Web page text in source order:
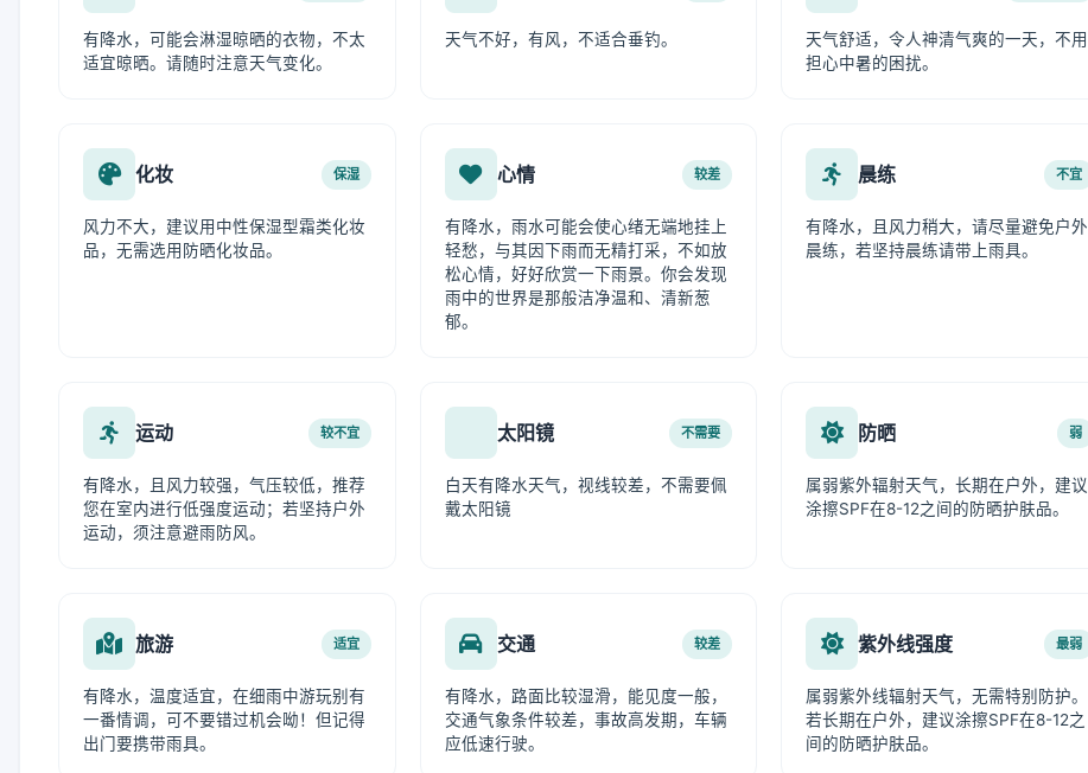
有降水，可能会淋湿晾晒的衣物，不太
适宜晾晒。请随时注意天气变化。
天气不好，有风，不适合垂钓。
天气舒适，令人神清气爽的一天，不用
担心中暑的困扰。
化妆 保湿
风力不大，建议用中性保湿型霜类化妆
品，无需选用防晒化妆品。
心情 较差
有降水，雨水可能会使心绪无端地挂上
轻愁，与其因下雨而无精打采，不如放
松心情，好好欣赏一下雨景。你会发现
雨中的世界是那般洁净温和、清新葱
郁。
晨练 不宜
有降水，且风力稍大，请尽量避免户外
晨练，若坚持晨练请带上雨具。
运动 较不宜
有降水，且风力较强，气压较低，推荐
您在室内进行低强度运动；若坚持户外
运动，须注意避雨防风。
太阳镜 不需要
白天有降水天气，视线较差，不需要佩
戴太阳镜
防晒 弱
属弱紫外辐射天气，长期在户外，建议
涂擦SPF在8-12之间的防晒护肤品。
旅游 适宜
有降水，温度适宜，在细雨中游玩别有
一番情调，可不要错过机会呦！但记得
出门要携带雨具。
交通 较差
有降水，路面比较湿滑，能见度一般，
交通气象条件较差，事故高发期，车辆
应低速行驶。
紫外线强度 最弱
属弱紫外线辐射天气，无需特别防护。
若长期在户外，建议涂擦SPF在8-12之
间的防晒护肤品。